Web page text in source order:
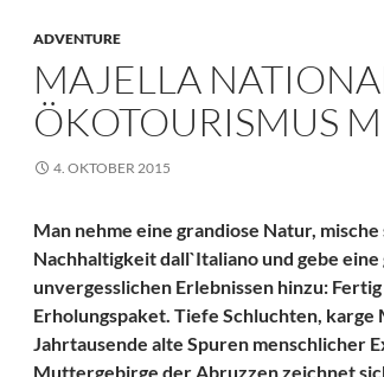
ADVENTURE
MAJELLA
ÖKOTOURISMUS
4. OKTOBER 2015
Man nehme eine grandiose Natur,
Nachhaltigkeit dall`Italiano und gebe
unvergesslichen Erlebnissen hinzu:
Erholungspaket. Tiefe Schluchten, karge
Jahrtausende alte Spuren menschlicher
Muttergebirge der Abruzzen zeichnet